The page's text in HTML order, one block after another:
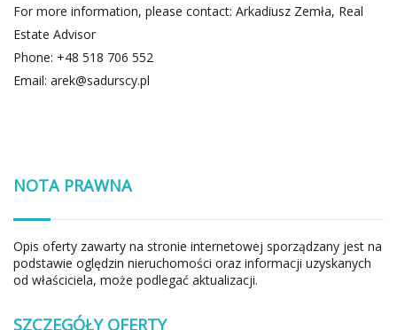
For more information, please contact: Arkadiusz Zemła, Real
Estate Advisor
Phone: +48 518 706 552
Email: arek@sadurscy.pl
NOTA PRAWNA
Opis oferty zawarty na stronie internetowej sporządzany jest na
podstawie oględzin nieruchomości oraz informacji uzyskanych
od właściciela, może podlegać aktualizacji.
SZCZEGÓŁY OFERTY